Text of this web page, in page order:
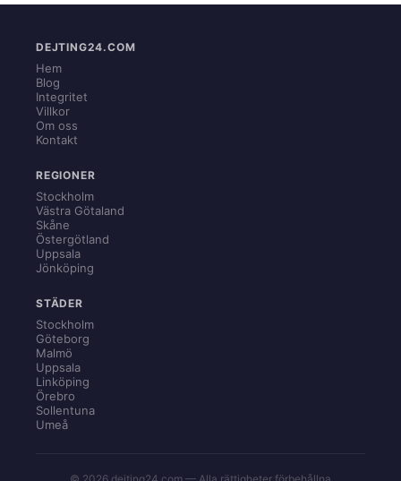
DEJTING24.COM
Hem
Blog
Integritet
Villkor
Om oss
Kontakt
REGIONER
Stockholm
Västra Götaland
Skåne
Östergötland
Uppsala
Jönköping
STÄDER
Stockholm
Göteborg
Malmö
Uppsala
Linköping
Örebro
Sollentuna
Umeå